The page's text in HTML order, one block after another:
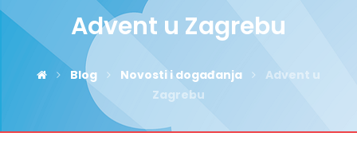
Advent u Zagrebu
Blog Novosti i događanja
Advent u
Zagrebu